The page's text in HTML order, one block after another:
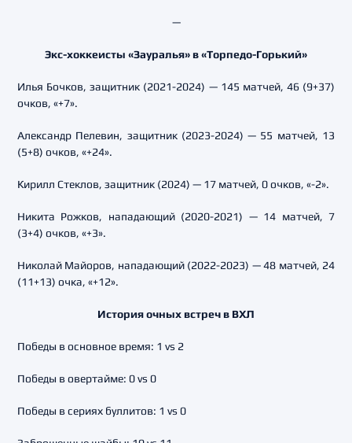
—
Экс-хоккеисты «Зауралья» в «Торпедо-Горький»
Илья Бочков, защитник (2021-2024) — 145 матчей, 46 (9+37)
очков, «+7».
Александр Пелевин, защитник (2023-2024) — 55 матчей, 13
(5+8) очков, «+24».
Кирилл Стеклов, защитник (2024) — 17 матчей, 0 очков, «-2».
Никита Рожков, нападающий (2020-2021) — 14 матчей, 7
(3+4) очков, «+3».
Николай Майоров, нападающий (2022-2023) — 48 матчей, 24
(11+13) очка, «+12».
История очных встреч в ВХЛ
Победы в основное время: 1 vs 2
Победы в овертайме: 0 vs 0
Победы в сериях буллитов: 1 vs 0